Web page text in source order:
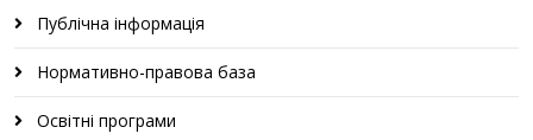
Публічна інформація
Нормативно-правова база
Освітні програми